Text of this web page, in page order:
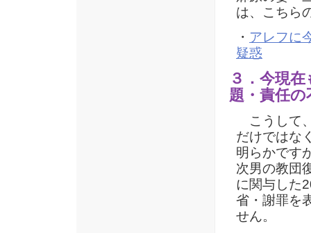
は、こちら
・ アレフに
疑惑
３．今現
題・責任の
こうして
だけではな
明らかです
次男の教団
に関与した
省・謝罪を
せん。